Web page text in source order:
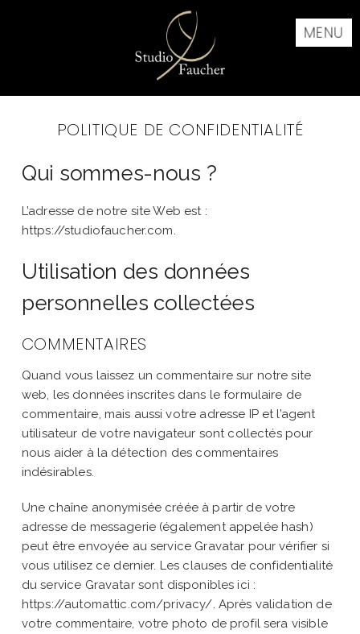
MENU
POLITIQUE DE CONFIDENTIALITÉ
Qui sommes-nous ?
L’adresse de notre site Web est :
https://studiofaucher.com.
Utilisation des données
personnelles collectées
COMMENTAIRES
Quand vous laissez un commentaire sur notre site
web, les données inscrites dans le formulaire de
commentaire, mais aussi votre adresse IP et l’agent
utilisateur de votre navigateur sont collectés pour
nous aider à la détection des commentaires
indésirables.
Une chaîne anonymisée créée à partir de votre
adresse de messagerie (également appelée hash)
peut être envoyée au service Gravatar pour vérifier si
vous utilisez ce dernier. Les clauses de confidentialité
du service Gravatar sont disponibles ici :
https://automattic.com/privacy/. Après validation de
votre commentaire, votre photo de profil sera visible